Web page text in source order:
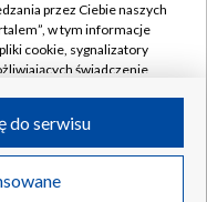
w likwidacji
przez Ciebie naszych
w tym informacje
cookie, sygnalizatory
świadczenie
przez Ciebie
IP, identyfikatory
do serwisu